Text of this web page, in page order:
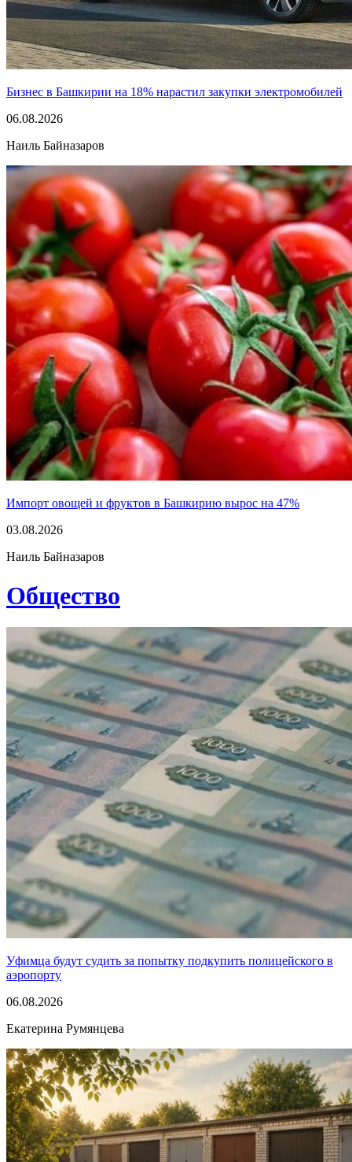
Бизнес в Башкирии на 18% нарастил закупки электромобилей
06.08.2026
Наиль Байназаров
Импорт овощей и фруктов в Башкирию вырос на 47%
03.08.2026
Наиль Байназаров
Общество
Уфимца будут судить за попытку подкупить полицейского в
аэропорту
06.08.2026
Екатерина Румянцева